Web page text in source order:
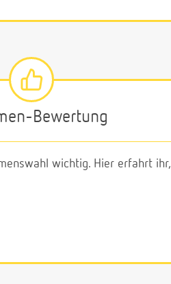
Bewertung
wichtig. Hier erfahrt